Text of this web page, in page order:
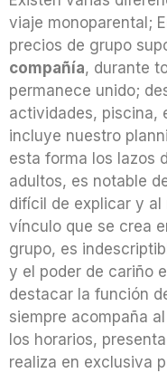
viaje monoparental;
precios de grupo
compañía, durante
permanece unido;
actividades, piscina,
incluye nuestro
esta forma los lazos
adultos, es notable
difícil de explicar y al
vínculo que se crea
grupo, es
y el poder de cariño
destacar la función
siempre acompaña
los horarios,
realiza en exclusiva